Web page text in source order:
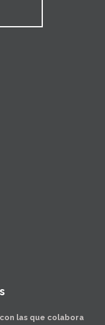
las que colabora